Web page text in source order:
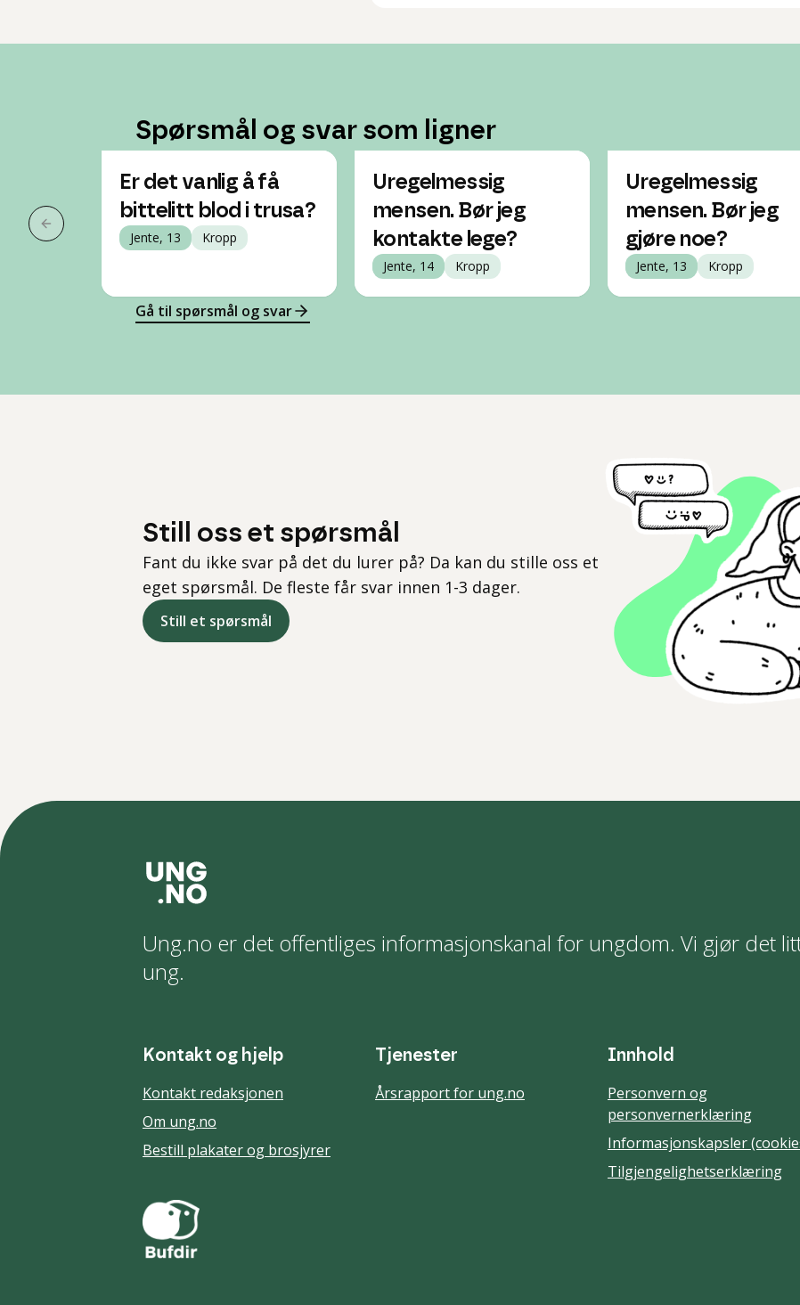
Spørsmål og svar som ligner
Forrige slide
Er det vanlig å få
bittelitt blod i trusa?
Jente, 13 Kropp
Uregelmessig
mensen. Bør jeg
kontakte lege?
Jente, 14 Kropp
Uregelmessig
mensen. Bør jeg
gjøre noe?
Jente, 13 Kropp
Gå til spørsmål og svar
Still oss et spørsmål
Fant du ikke svar på det du lurer på? Da kan du stille oss et
eget spørsmål. De fleste får svar innen 1-3 dager.
Still et spørsmål
Ung.no er det offentliges informasjonskanal for ungdom. Vi gjør det
ung.
Kontakt og hjelp
Kontakt redaksjonen
Om ung.no
Bestill plakater og brosjyrer
Tjenester
Årsrapport for ung.no
Innhold
Personvern og
personvernerklæring
Informasjonskapsler
Tilgjengelighetserklæring